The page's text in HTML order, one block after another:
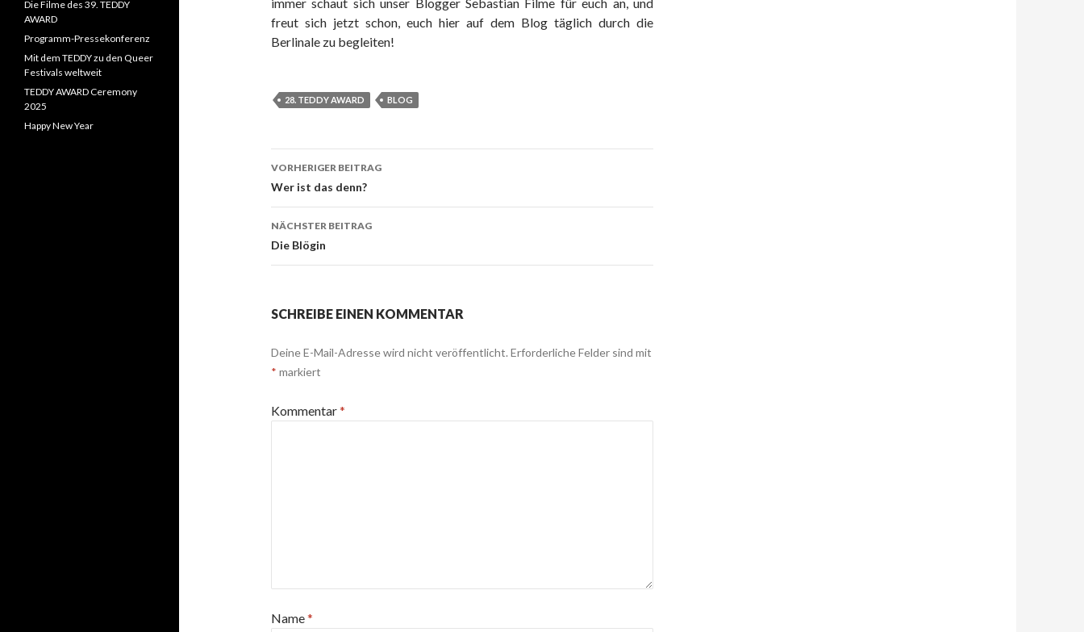
freut sich jetzt schon, euch hier auf dem Blog täglich durch die
Berlinale zu begleiten!
28. TEDDY AWARD BLOG
Beitrags-
Navigation
VORHERIGER BEITRAG
Wer ist das denn?
NÄCHSTER BEITRAG
Die Blögin
SCHREIBE EINEN KOMMENTAR
Deine E-Mail-Adresse wird nicht veröffentlicht. Erforderliche Felder sind mit
* markiert
Kommentar*
Name*
Die Filme des 39. TEDDY
AWARD
Programm-Pressekonferenz
Mit dem TEDDY zu den Queer
Festivals weltweit
TEDDY AWARD Ceremony
2025
Happy New Year